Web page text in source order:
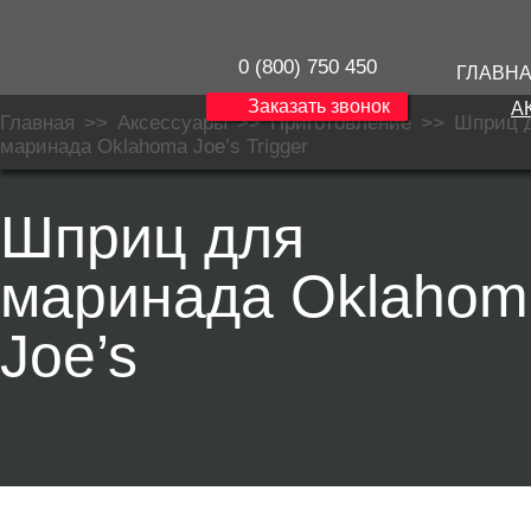
0 (800) 750 450
Заказать звонок
Главная >> Аксессуары>>Приготовление >> Шприц
маринада Oklahoma Joe’s Trigger
Шприц для
маринада
Joe’s